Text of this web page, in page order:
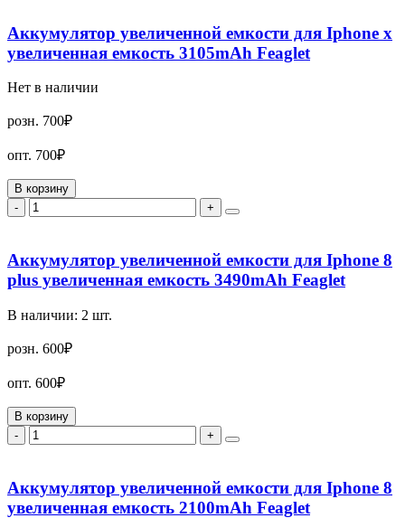
Аккумулятор увеличенной емкости для Iphone x
увеличенная емкость 3105mAh Feaglet
Нет в наличии
розн. 700₽
опт. 700₽
В корзину
-
+
Аккумулятор увеличенной емкости для Iphone 8
plus увеличенная емкость 3490mAh Feaglet
В наличии: 2 шт.
розн. 600₽
опт. 600₽
В корзину
-
+
Аккумулятор увеличенной емкости для Iphone 8
увеличенная емкость 2100mAh Feaglet